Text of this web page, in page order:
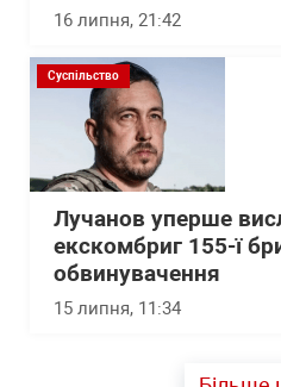
16 липня, 21:42
Суспільство
Лучанов уперше
екскомбриг 155-ї
обвинувачення
15 липня, 11:34